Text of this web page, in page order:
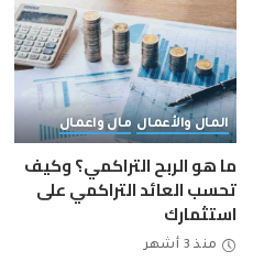
المال والأعمال مال واعمال
ما هو الربح التراكمي؟ وكيف
تحسب العائد التراكمي على
استثمارك
منذ 3 أشهر